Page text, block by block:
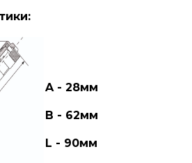
A - 28мм
В - 62мм
L - 90мм